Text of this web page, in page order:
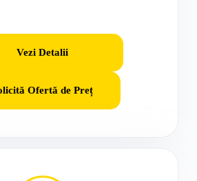
Vezi Detalii
Ofertă de Preț